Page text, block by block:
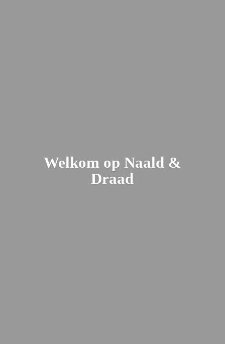
Welkom op Naald &
Draad